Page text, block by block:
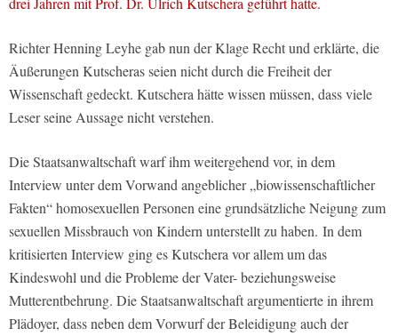
Richter Henning Leyhe gab nun der Klage Recht und erklärte, die
Äußerungen Kutscheras seien nicht durch die Freiheit der
Wissenschaft gedeckt. Kutschera hätte wissen müssen, dass viele
Leser seine Aussage nicht verstehen.
Die Staatsanwaltschaft warf ihm weitergehend vor, in dem
Interview unter dem Vorwand angeblicher „biowissenschaftlicher
Fakten“ homosexuellen Personen eine grundsätzliche Neigung zum
sexuellen Missbrauch von Kindern unterstellt zu haben. In dem
kritisierten Interview ging es Kutschera vor allem um das
Kindeswohl und die Probleme der Vater- beziehungsweise
Mutterentbehrung. Die Staatsanwaltschaft argumentierte in ihrem
Plädoyer, dass neben dem Vorwurf der Beleidigung auch der